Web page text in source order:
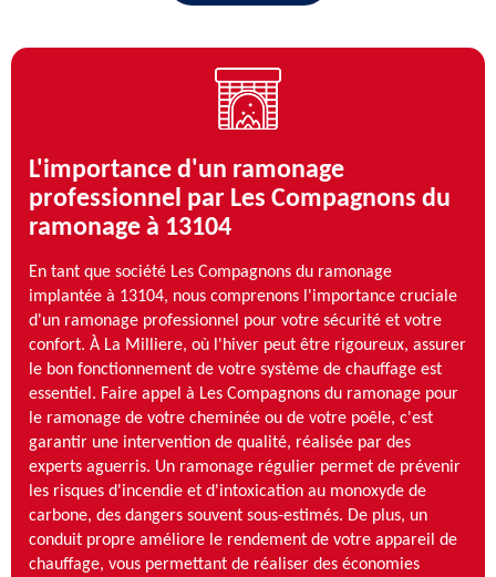
L'importance d'un ramonage
professionnel par Les Compagnons du
ramonage à 13104
En tant que société Les Compagnons du ramonage
implantée à 13104, nous comprenons l'importance cruciale
d'un ramonage professionnel pour votre sécurité et votre
confort. À La Milliere, où l'hiver peut être rigoureux, assurer
le bon fonctionnement de votre système de chauffage est
essentiel. Faire appel à Les Compagnons du ramonage pour
le ramonage de votre cheminée ou de votre poêle, c'est
garantir une intervention de qualité, réalisée par des
experts aguerris. Un ramonage régulier permet de prévenir
les risques d'incendie et d'intoxication au monoxyde de
carbone, des dangers souvent sous-estimés. De plus, un
conduit propre améliore le rendement de votre appareil de
chauffage, vous permettant de réaliser des économies